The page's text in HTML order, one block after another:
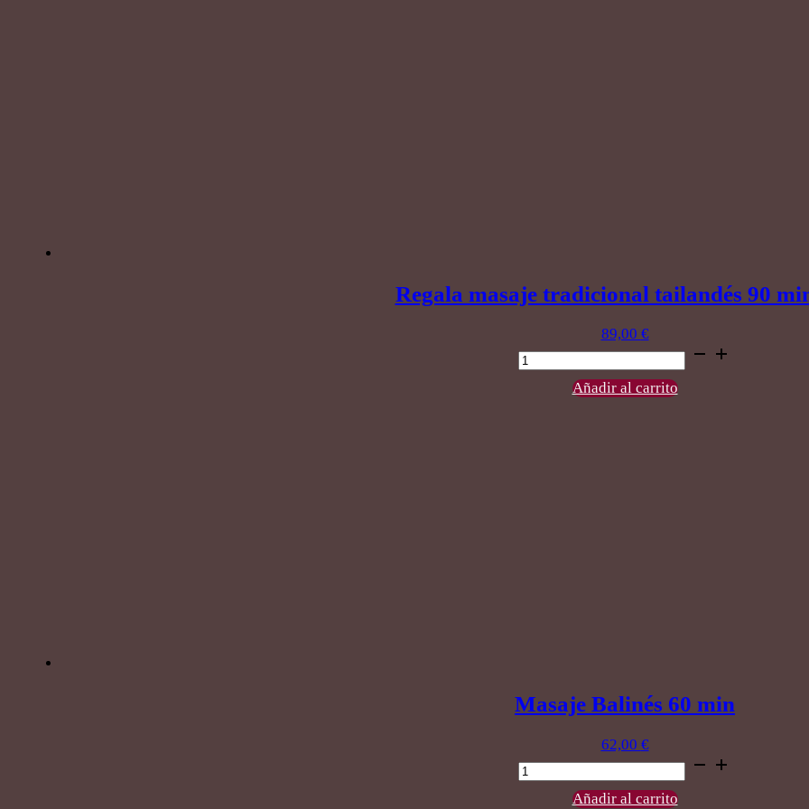
Regala masaje tradicional tailandés 90
89,00 €
Regala
masaje
tradicionalAñadir al carrito
Masaje Balinés 60 min
62,00 €
Masaje
Balinés
Añadir al carrito